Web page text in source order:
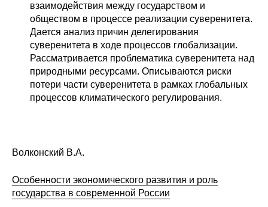
Издания
Проблемы прогнозирования
О журнале
Номера журналов
Информация для авторов
Общие требования
взаимодействия между государством и
обществом в процессе реализации суверенитета.
Дается анализ причин делегирования
суверенитета в ходе процессов глобализации.
Рассматривается проблематика суверенитета над
природными ресурсами. Описываются риски
потери части суверенитета в рамках глобальных
процессов климатического регулирования.
Волконский В.А.
Особенности экономического развития и роль
государства в современной России